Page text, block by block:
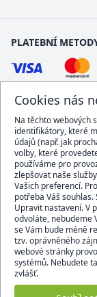
Cookies nás
Na těchto webových
identifikátory, které
údajů (např. jak
volby, které
používáme pro
zlepšovat naše
Vašich preferencí.
potřeba Váš
Upravit nastavení. V
odvoláte, nebudeme
se Vám bude méně
tzv. oprávněného
webové stránky
systémů. Nebudete
zvlášť.
PLATEBNÍ
DOPRAVCI
BEZPEČNÝ